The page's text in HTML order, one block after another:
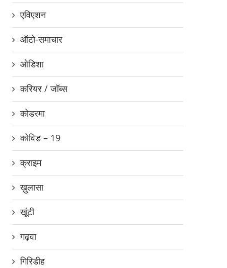
एविएशन
ऑटो-समाचार
ओडिशा
करियर / जॉब्स
कोडरमा
कोविड – 19
क्राइम
ख़ुलासा
खूंटी
गढ़वा
गिरिडीह